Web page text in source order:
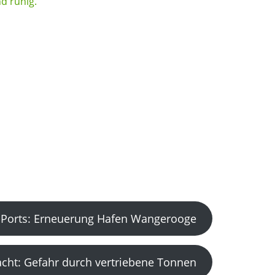
Erneuerung Hafen Wangerooge
Gefahr durch vertriebene Tonnen